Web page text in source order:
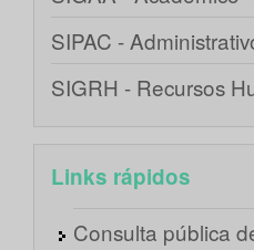
SIPAC -
SIGRH - Recursos
Links rápidos
Consulta pública